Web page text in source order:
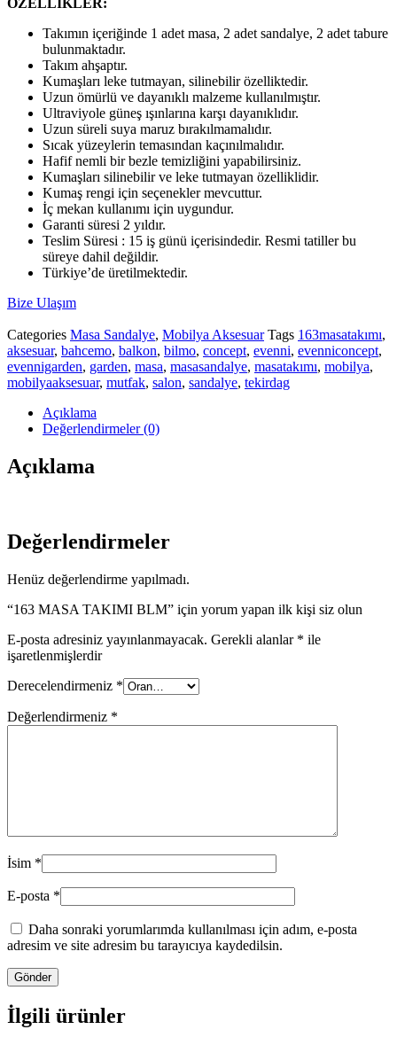
ÖZELLİKLER:
Takımın içeriğinde 1 adet masa, 2 adet sandalye, 2 adet tabure
bulunmaktadır.
Takım ahşaptır.
Kumaşları leke tutmayan, silinebilir özelliktedir.
Uzun ömürlü ve dayanıklı malzeme kullanılmıştır.
Ultraviyole güneş ışınlarına karşı dayanıklıdır.
Uzun süreli suya maruz bırakılmamalıdır.
Sıcak yüzeylerin temasından kaçınılmalıdır.
Hafif nemli bir bezle temizliğini yapabilirsiniz.
Kumaşları silinebilir ve leke tutmayan özelliklidir.
Kumaş rengi için seçenekler mevcuttur.
İç mekan kullanımı için uygundur.
Garanti süresi 2 yıldır.
Teslim Süresi : 15 iş günü içerisindedir. Resmi tatiller bu
süreye dahil değildir.
Türkiye’de üretilmektedir.
Bize Ulaşım
Categories Masa Sandalye, Mobilya Aksesuar Tags 163masatakımı,
aksesuar, bahcemo, balkon, bilmo, concept, evenni, evenniconcept,
evennigarden, garden, masa, masasandalye, masatakımı, mobilya,
mobilyaaksesuar, mutfak, salon, sandalye, tekirdag
Açıklama
Değerlendirmeler (0)
Açıklama
Değerlendirmeler
Henüz değerlendirme yapılmadı.
“163 MASA TAKIMI BLM” için yorum yapan ilk kişi siz olun
E-posta adresiniz yayınlanmayacak. Gerekli alanlar * ile
işaretlenmişlerdir
Derecelendirmeniz *
Değerlendirmeniz *
İsim *
E-posta *
Daha sonraki yorumlarımda kullanılması için adım, e-posta
adresim ve site adresim bu tarayıcıya kaydedilsin.
İlgili ürünler